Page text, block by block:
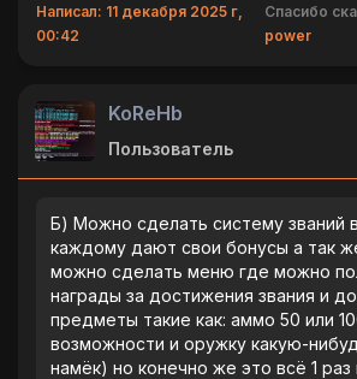
Написал: 11 декабря 2025 г,
00:42
Спасибо
power
KoReHb
Пользователь
Б) Можно сделать систему званий
каждому дают свои бонусы а так
можно сделать меню где можно
награды за достижения звания и
предметы такие как: аммо 50 или
возможности и оружку какую-
намëк) но конечно же это всë 1 раз